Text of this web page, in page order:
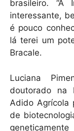
brasileiro. “A
interessante,
é pouco
lá terei um
Bracale.
Luciana
doutorado na
Adido Agrícola
de